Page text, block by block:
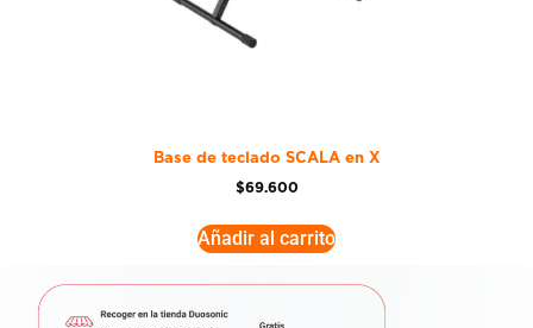
Base de teclado SCALA en X
$69.600
Añadir al carrito